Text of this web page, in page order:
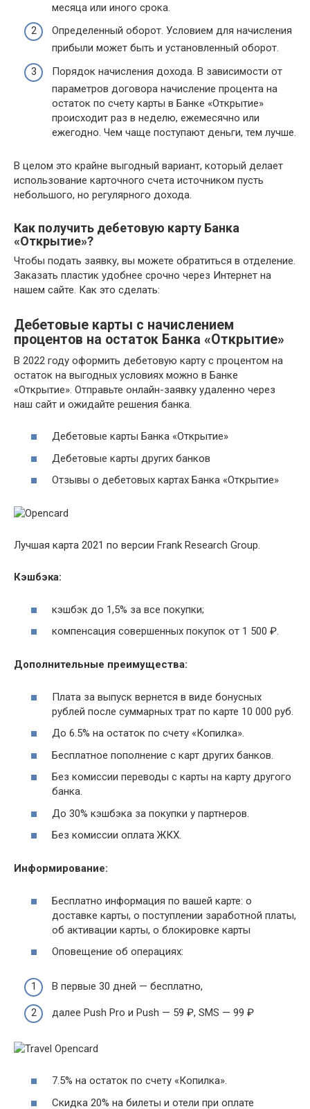
месяца или иного срока.
Определенный оборот. Условием для начисления
прибыли может быть и установленный оборот.
Порядок начисления дохода. В зависимости от
параметров договора начисление процента на
остаток по счету карты в Банке «Открытие»
происходит раз в неделю, ежемесячно или
ежегодно. Чем чаще поступают деньги, тем лучше.
В целом это крайне выгодный вариант, который делает
использование карточного счета источником пусть
небольшого, но регулярного дохода.
Как получить дебетовую карту Банка
«Открытие»?
Чтобы подать заявку, вы можете обратиться в отделение.
Заказать пластик удобнее срочно через Интернет на
нашем сайте. Как это сделать:
Дебетовые карты с начислением
процентов на остаток Банка «Открытие»
В 2022 году оформить дебетовую карту с процентом на
остаток на выгодных условиях можно в Банке
«Открытие». Отправьте онлайн-заявку удаленно через
наш сайт и ожидайте решения банка.
Дебетовые карты Банка «Открытие»
Дебетовые карты других банков
Отзывы о дебетовых картах Банка «Открытие»
Лучшая карта 2021 по версии Frank Research Group.
Кэшбэка:
кэшбэк до 1,5% за все покупки;
компенсация совершенных покупок от 1 500 ₽.
Дополнительные преимущества:
Плата за выпуск вернется в виде бонусных
рублей после суммарных трат по карте 10 000 руб.
До 6.5% на остаток по счету «Копилка».
Бесплатное пополнение с карт других банков.
Без комиссии переводы с карты на карту другого
банка.
До 30% кэшбэка за покупки у партнеров.
Без комиссии оплата ЖКХ.
Информирование:
Бесплатно информация по вашей карте: о
доставке карты, о поступлении заработной платы,
об активации карты, о блокировке карты
Оповещение об операциях:
В первые 30 дней — бесплатно,
далее Push Pro и Push — 59 ₽, SMS — 99 ₽
7.5% на остаток по счету «Копилка».
Скидка 20% на билеты и отели при оплате